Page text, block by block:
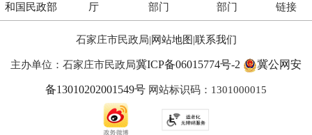
和国民政部
厅
部门
部门
链接
石家庄市民政局|网站地图|联系我们
主办单位：石家庄市民政局冀ICP备06015774号-2 冀公网安
备13010202001549号 网站标识码：1301000015